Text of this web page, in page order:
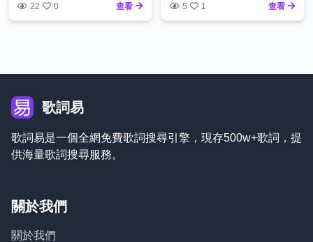
22 0 查看 5 1 查看
歌詞易
歌詞易是一個全網免費歌詞搜尋引擎，現存500w+歌詞，提
供海量歌詞搜尋服務。
關於我們
關於我們